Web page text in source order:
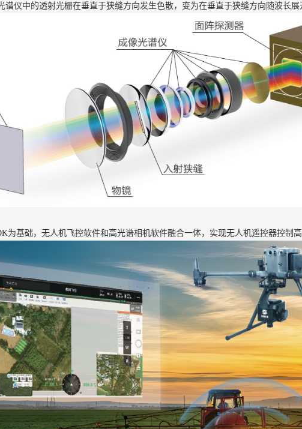
谱仪中的透射光栅在垂直于狭缝方向发生色散，变为在垂直于狭缝方向随波长
为基础，无人机飞控软件和高光谱相机软件融合一体，实现无人机遥控器控制